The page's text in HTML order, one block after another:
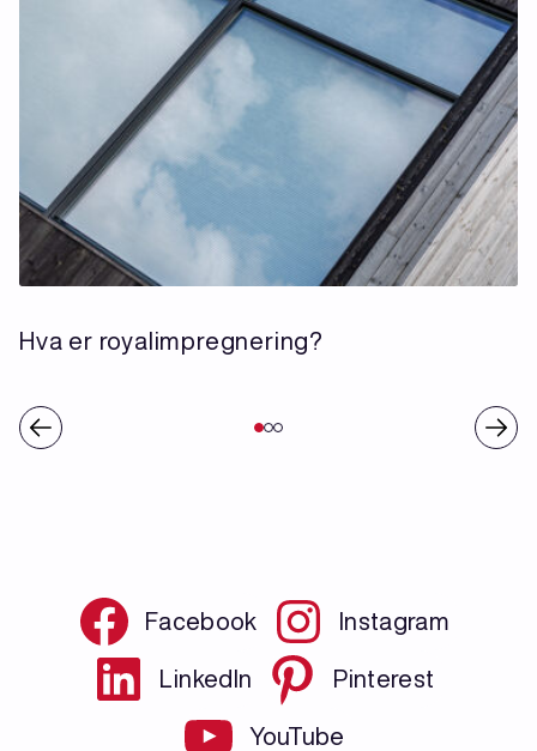
Hva er royalimpregnering?
Facebook Instagram
LinkedIn Pinterest
YouTube